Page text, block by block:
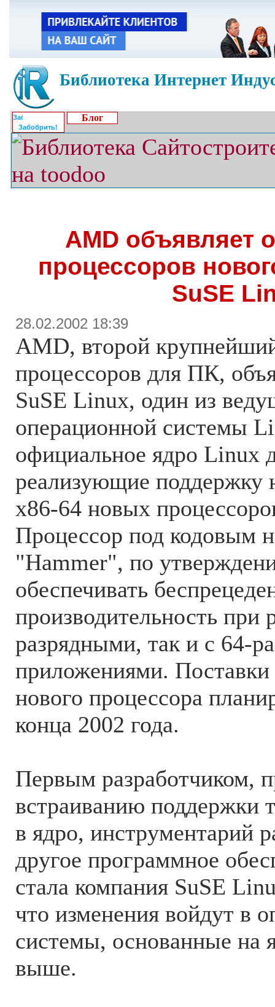
Библиотека Интернет
Забобрить!
Блог
AMD объявляет
процессоров
SuSE
28.02.2002 18:39
AMD, второй
процессоров для ПК,
SuSE Linux, один из
операционной системы
официальное ядро Linux
реализующие поддержку
х86-64 новых
Процессор под кодовым
"Hammer", по
обеспечивать
производительность при
разрядными, так и с 64-
приложениями. Поставки
нового процессора
конца 2002 года.
Первым разработчиком,
встраиванию поддержки
в ядро, инструментарий
другое программное
стала компания SuSE
что изменения войдут в
системы, основанные на
выше.